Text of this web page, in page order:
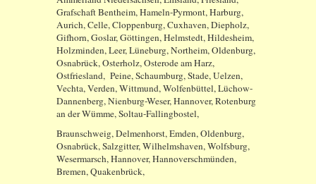
Grafschaft Bentheim, Hameln-Pyrmont, Harburg,
Aurich, Celle, Cloppenburg, Cuxhaven, Diepholz,
Gifhorn, Goslar, Göttingen, Helmstedt, Hildesheim,
Holzminden, Leer, Lüneburg, Northeim, Oldenburg,
Osnabrück, Osterholz, Osterode am Harz,
Ostfriesland, Peine, Schaumburg, Stade, Uelzen,
Vechta, Verden, Wittmund, Wolfenbüttel, Lüchow-
Dannenberg, Nienburg-Weser, Hannover, Rotenburg
an der Wümme, Soltau-Fallingbostel,
Braunschweig, Delmenhorst, Emden, Oldenburg,
Osnabrück, Salzgitter, Wilhelmshaven, Wolfsburg,
Wesermarsch, Hannover, Hannoverschmünden,
Bremen, Quakenbrück,